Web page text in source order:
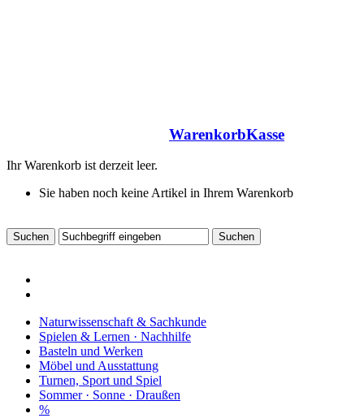
WarenkorbKasse
Ihr Warenkorb ist derzeit leer.
Sie haben noch keine Artikel in Ihrem Warenkorb
Naturwissenschaft & Sachkunde
Spielen & Lernen · Nachhilfe
Basteln und Werken
Möbel und Ausstattung
Turnen, Sport und Spiel
Sommer · Sonne · Draußen
%